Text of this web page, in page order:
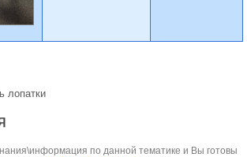
лопатки
по данной тематике и Вы готовы